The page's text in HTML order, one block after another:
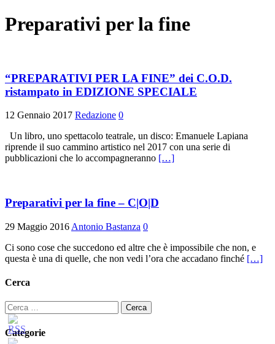
Preparativi per la fine
“PREPARATIVI PER LA FINE” dei C.O.D.
ristampato in EDIZIONE SPECIALE
12 Gennaio 2017 Redazione 0
Un libro, uno spettacolo teatrale, un disco: Emanuele Lapiana
riprende il suo cammino artistico nel 2017 con una serie di
pubblicazioni che lo accompagneranno […]
Preparativi per la fine – C|O|D
29 Maggio 2016 Antonio Bastanza 0
Ci sono cose che succedono ed altre che è impossibile che non, e
questa è una di quelle, che non vedi l’ora che accadano finché […]
Cerca
Ricerca
per:
Categorie